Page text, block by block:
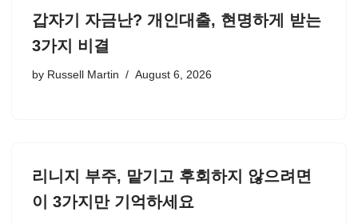
갑자기 자금난? 개인대출, 현명하게 받는
3가지 비결
by Russell Martin August 6, 2026
리니지 부주, 맡기고 후회하지 않으려면
이 3가지만 기억하세요